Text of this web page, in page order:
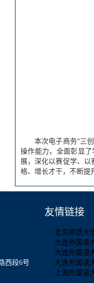
本次电子商务“三
操作能力，全面彰显
展，深化以赛促学、
格、增长才干，不断提
西段6号
友情链接
北京师范大
大连外国语
大连外国语
大连外国语
上海外国语